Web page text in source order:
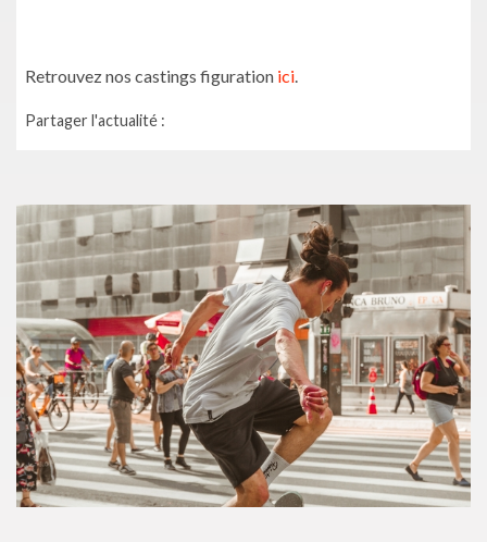
Retrouvez nos castings figuration ici.
Partager l'actualité :